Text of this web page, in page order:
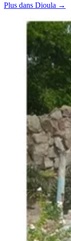
Plus dans Dioula →